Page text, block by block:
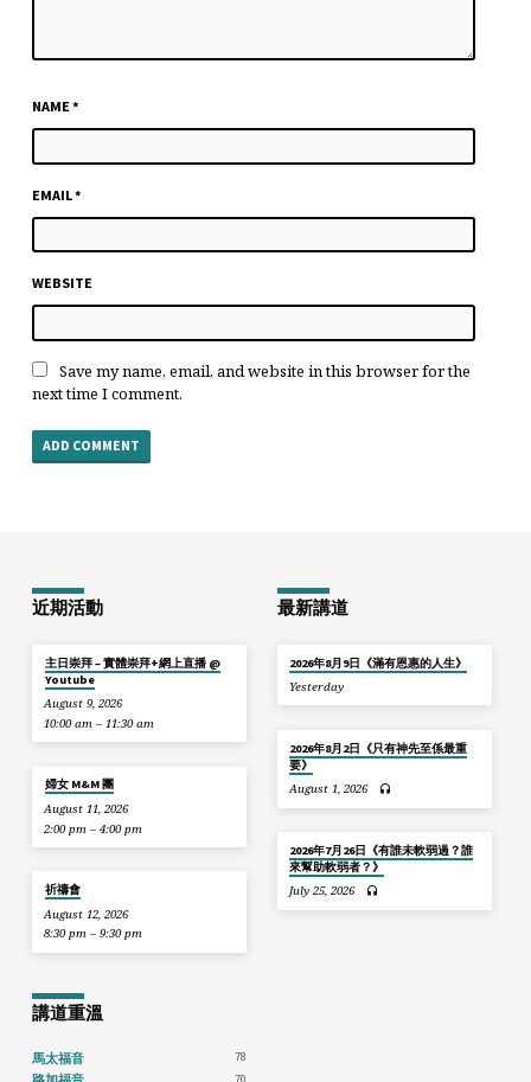
NAME*
EMAIL*
WEBSITE
Save my name, email, and website in this browser for the
next time I comment.
近期活動
主日崇拜 – 實體崇拜+網上直播 @
Youtube
August 9, 2026
10:00 am – 11:30 am
婦女 M&M 團
August 11, 2026
2:00 pm – 4:00 pm
祈禱會
August 12, 2026
8:30 pm – 9:30 pm
最新講道
2026年8月9日《滿有恩惠的人生》
Yesterday
2026年8月2日《只有神先至係最重
要》
August 1, 2026
2026年7月26日《有誰未軟弱過？誰
來幫助軟弱者？》
July 25, 2026
講道重溫
馬太福音 78
70